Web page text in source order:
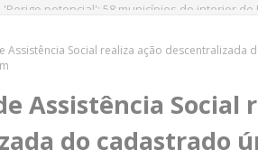
Assistência Social realiza ação
Assistência Social
do cadastrado